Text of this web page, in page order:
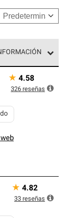
red
de
de
★ 4.58
326 reseñas
★ 4.82
33 reseñas